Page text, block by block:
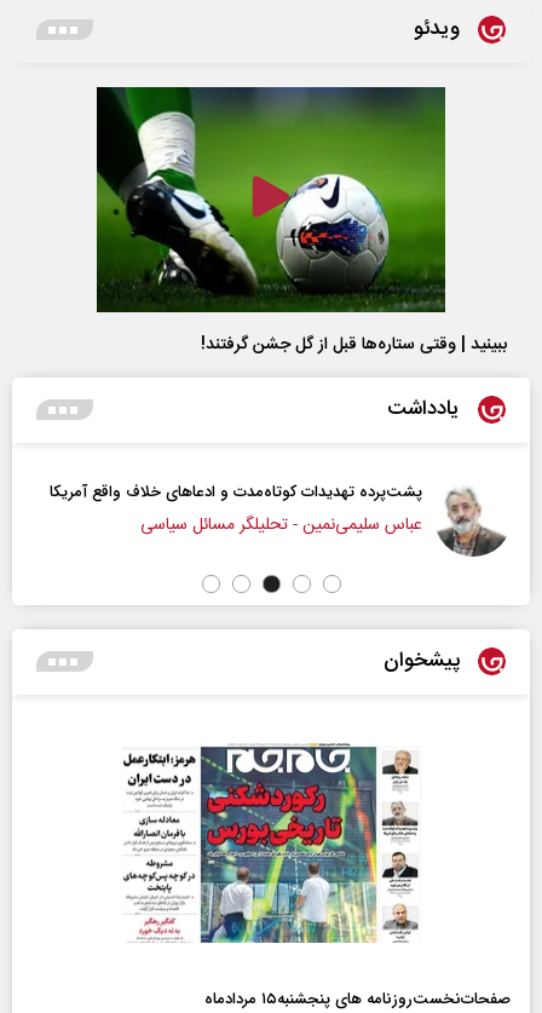
ویدئو
ببینید | وقتی ستاره‌ها قبل از گل جشن گرفتند!
یادداشت
پشت‌پرده تهدیدات کوتاه‏‌مدت و ادعا‌های خلاف واقع آمریکا
عباس سلیمی‌نمین - تحلیلگر مسائل سیاسی
پیشخوان
صفحات‌نخست‌روزنامه ها‌ی پنجشنبه‌۱۵ مردادماه